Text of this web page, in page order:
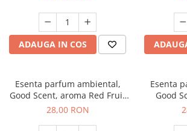
ADAUGA IN COS
Esenta parfum ambiental,
Good Scent, aroma Red Fruit
Bubble, 20 g
28,00 RON
Esenta
Good